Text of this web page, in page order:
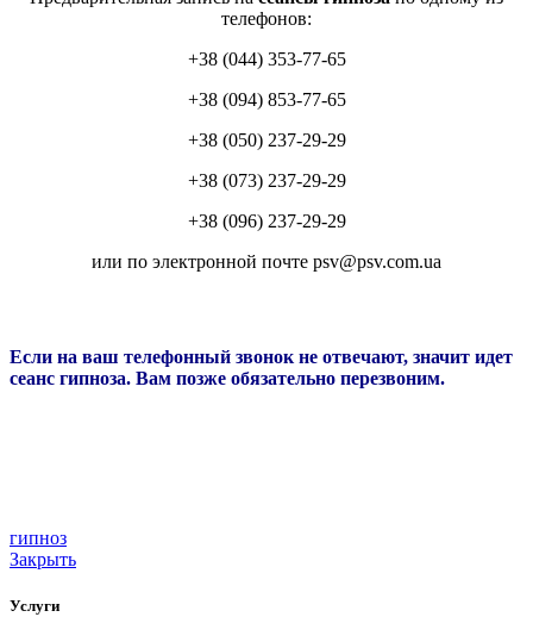
телефонов:
+38 (044) 353-77-65
+38 (094) 853-77-65
+38 (050) 237-29-29
+38 (073) 237-29-29
+38 (096) 237-29-29
или по электронной почте psv@psv.com.ua
Если на ваш телефонный звонок не отвечают, значит идет
сеанс гипноза. Вам позже обязательно перезвоним.
гипноз
Закрыть
Услуги